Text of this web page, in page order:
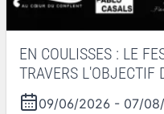
EN COULISSES : LE
TRAVERS L'OBJECTIF
09/06/2026 - 07/